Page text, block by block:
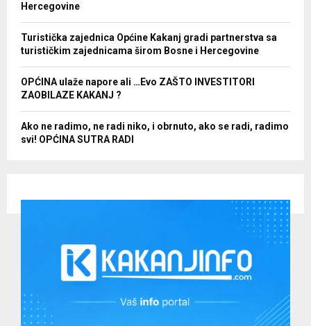
Hercegovine
Turistička zajednica Općine Kakanj gradi partnerstva sa
turističkim zajednicama širom Bosne i Hercegovine
OPĆINA ulaže napore ali …Evo ZAŠTO INVESTITORI
ZAOBILAZE KAKANJ ?
Ako ne radimo, ne radi niko, i obrnuto, ako se radi, radimo
svi! OPĆINA SUTRA RADI